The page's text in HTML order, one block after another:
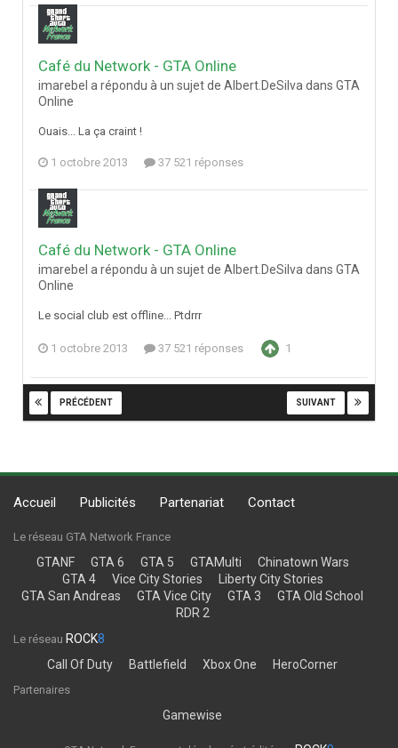
Café du Network - GTA Online
imarebel a répondu à un sujet de Albert.DeSilva dans GTA
Online
Ouais... La ça craint !
1 octobre 2013 37 521 réponses
Café du Network - GTA Online
imarebel a répondu à un sujet de Albert.DeSilva dans GTA
Online
Le social club est offline... Ptdrrr
1 octobre 2013 37 521 réponses 1
PRÉCÉDENT SUIVANT
Accueil Publicités Partenariat Contact
Le réseau GTA Network France
GTANF GTA 6 GTA 5 GTAMulti
Chinatown Wars
GTA 4
Vice City Stories
Liberty City Stories
GTA San Andreas
GTA Vice City GTA 3
GTA Old School
RDR 2
Le réseau ROCK8
Call Of Duty
Battlefield Xbox One HeroCorner
Partenaires
Gamewise